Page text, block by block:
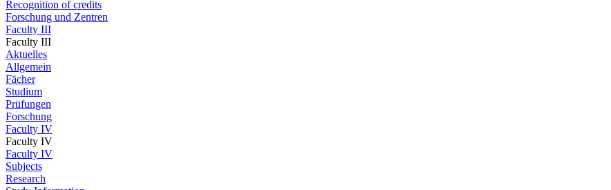
Recognition of credits
Forschung und Zentren
Faculty III
Faculty III
Aktuelles
Allgemein
Fächer
Studium
Prüfungen
Forschung
Faculty IV
Faculty IV
Faculty IV
Subjects
Research